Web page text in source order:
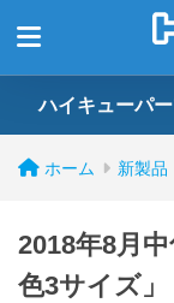
ハイキューパ
ホーム 新製品
2018年8月
色3サイズ」